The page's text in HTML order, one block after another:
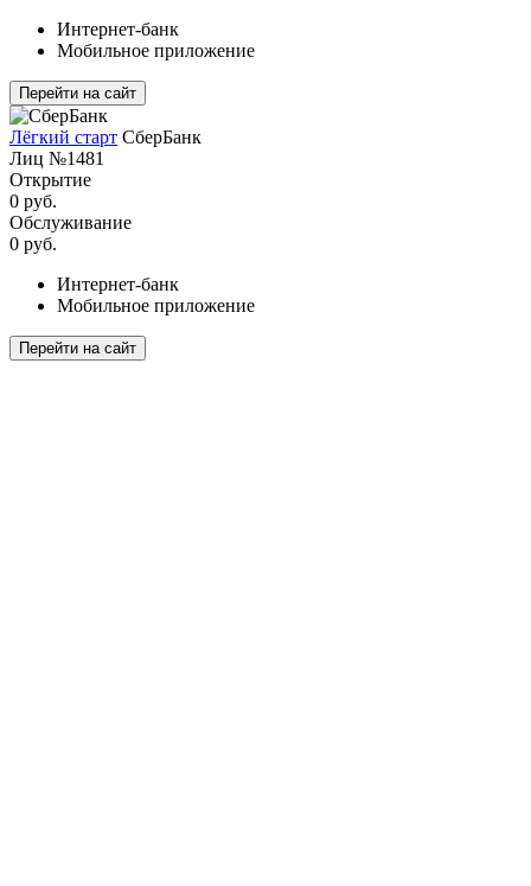
Интернет-банк
Мобильное приложение
Перейти на сайт
Лёгкий старт СберБанк
Лиц №1481
Открытие
0 руб.
Обслуживание
0 руб.
Интернет-банк
Мобильное приложение
Перейти на сайт